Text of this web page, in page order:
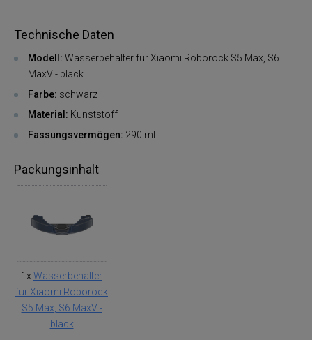
Technische Daten
Modell: Wasserbehälter für Xiaomi Roborock S5 Max, S6
MaxV - black
Farbe: schwarz
Material: Kunststoff
Fassungsvermögen: 290 ml
Packungsinhalt
1x Wasserbehälter
für Xiaomi Roborock
S5 Max, S6 MaxV -
black